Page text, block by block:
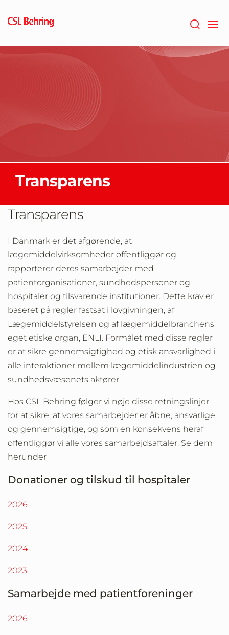
PRDZCHH
Transparens
Transparens
I Danmark er det afgørende, at
lægemiddelvirksomheder offentliggør og
rapporterer deres samarbejder med
patientorganisationer, sundhedspersoner og
hospitaler og tilsvarende institutioner. Dette krav er
baseret på regler fastsat i lovgivningen, af
Lægemiddelstyrelsen og af lægemiddelbranchens
eget etiske organ, ENLI. Formålet med disse regler
er at sikre gennemsigtighed og etisk ansvarlighed i
alle interaktioner mellem lægemiddelindustrien og
sundhedsvæsenets aktører.
Hos CSL Behring følger vi nøje disse retningslinjer
for at sikre, at vores samarbejder er åbne, ansvarlige
og gennemsigtige, og som en konsekvens heraf
offentliggør vi alle vores samarbejdsaftaler. Se dem
herunder
Donationer og tilskud til hospitaler
2026
2025
2024
2023
Samarbejde med patientforeninger
2026